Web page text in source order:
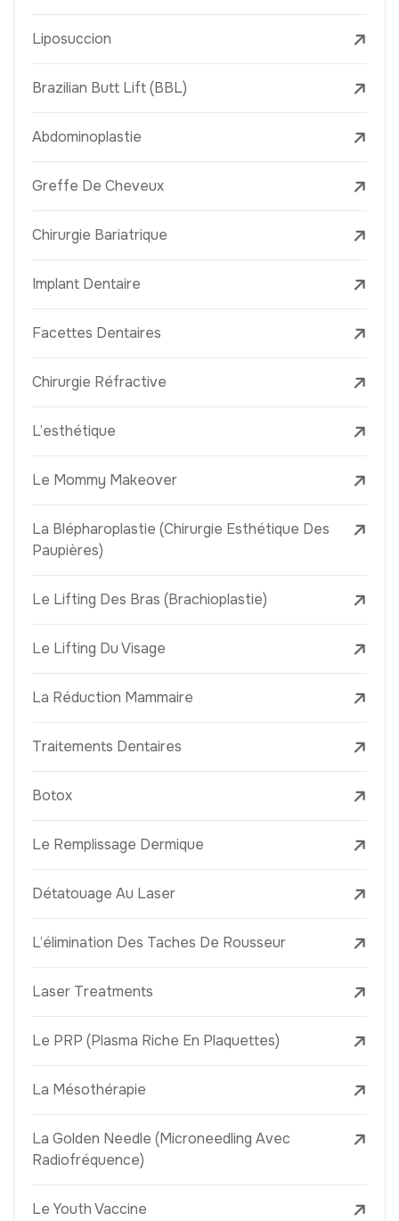
Liposuccion
Brazilian Butt Lift (BBL)
Abdominoplastie
Greffe De Cheveux
Chirurgie Bariatrique
Implant Dentaire
Facettes Dentaires
Chirurgie Réfractive
L’esthétique
Le Mommy Makeover
La Blépharoplastie (Chirurgie Esthétique Des
Paupières)
Le Lifting Des Bras (Brachioplastie)
Le Lifting Du Visage
La Réduction Mammaire
Traitements Dentaires
Botox
Le Remplissage Dermique
Détatouage Au Laser
L’élimination Des Taches De Rousseur
Laser Treatments
Le PRP (Plasma Riche En Plaquettes)
La Mésothérapie
La Golden Needle (Microneedling Avec
Radiofréquence)
Le Youth Vaccine